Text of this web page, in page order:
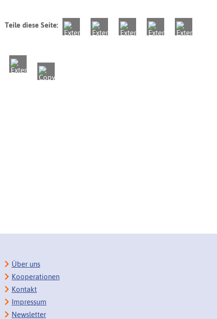
Teile diese Seite:
Über uns
Kooperationen
Kontakt
Impressum
Newsletter